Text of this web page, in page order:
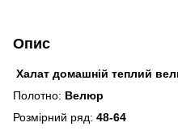
Опис
Халат домашній теплий
Полотно: Велюр
Розмірний ряд: 48-64